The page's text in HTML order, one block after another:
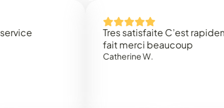
Tres satisfaite C’est rapidement
fait merci beaucoup
Catherine W.